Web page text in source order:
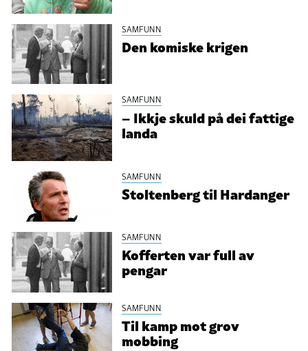
SAMFUNN
Den komiske krigen
SAMFUNN
– Ikkje skuld på dei fattige
landa
SAMFUNN
Stoltenberg til Hardanger
SAMFUNN
Kofferten var full av
pengar
SAMFUNN
Til kamp mot grov
mobbing